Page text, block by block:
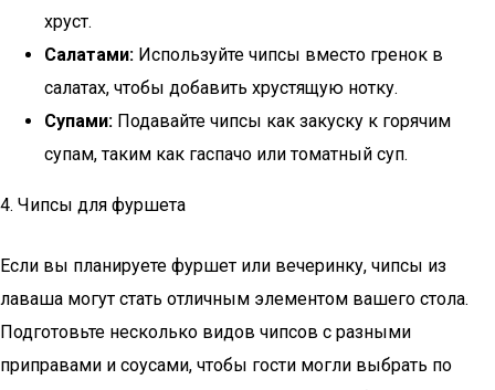
хруст.
Салатами: Используйте чипсы вместо гренок в
салатах, чтобы добавить хрустящую нотку.
Супами: Подавайте чипсы как закуску к горячим
супам, таким как гаспачо или томатный суп.
4. Чипсы для фуршета
Если вы планируете фуршет или вечеринку, чипсы из
лаваша могут стать отличным элементом вашего стола.
Подготовьте несколько видов чипсов с разными
приправами и соусами, чтобы гости могли выбрать по